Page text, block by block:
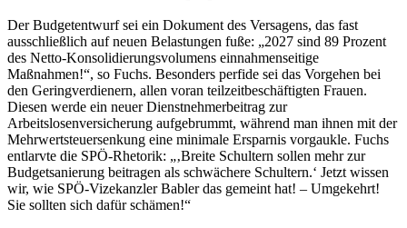
Der Budgetentwurf sei ein Dokument des Versagens, das fast
ausschließlich auf neuen Belastungen fuße: „2027 sind 89 Prozent
des Netto-Konsolidierungsvolumens einnahmenseitige
Maßnahmen!“, so Fuchs. Besonders perfide sei das Vorgehen bei
den Geringverdienern, allen voran teilzeitbeschäftigten Frauen.
Diesen werde ein neuer Dienstnehmerbeitrag zur
Arbeitslosenversicherung aufgebrummt, während man ihnen mit der
Mehrwertsteuersenkung eine minimale Ersparnis vorgaukle. Fuchs
entlarvte die SPÖ-Rhetorik: „‚Breite Schultern sollen mehr zur
Budgetsanierung beitragen als schwächere Schultern.‘ Jetzt wissen
wir, wie SPÖ-Vizekanzler Babler das gemeint hat! – Umgekehrt!
Sie sollten sich dafür schämen!“